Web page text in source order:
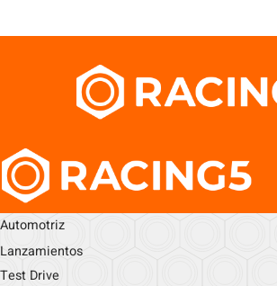
Automotriz
Lanzamientos
Test Drive